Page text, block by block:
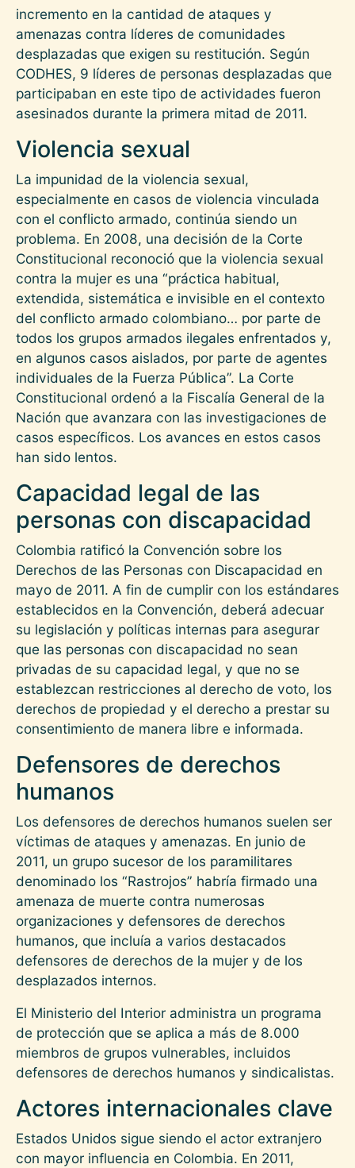
incremento en la cantidad de ataques y
amenazas contra líderes de comunidades
desplazadas que exigen su restitución. Según
CODHES, 9 líderes de personas desplazadas que
participaban en este tipo de actividades fueron
asesinados durante la primera mitad de 2011.
Violencia sexual
La impunidad de la violencia sexual,
especialmente en casos de violencia vinculada
con el conflicto armado, continúa siendo un
problema. En 2008, una decisión de la Corte
Constitucional reconoció que la violencia sexual
contra la mujer es una “práctica habitual,
extendida, sistemática e invisible en el contexto
del conflicto armado colombiano… por parte de
todos los grupos armados ilegales enfrentados y,
en algunos casos aislados, por parte de agentes
individuales de la Fuerza Pública”. La Corte
Constitucional ordenó a la Fiscalía General de la
Nación que avanzara con las investigaciones de
casos específicos. Los avances en estos casos
han sido lentos.
Capacidad legal de las
personas con discapacidad
Colombia ratificó la Convención sobre los
Derechos de las Personas con Discapacidad en
mayo de 2011. A fin de cumplir con los estándares
establecidos en la Convención, deberá adecuar
su legislación y políticas internas para asegurar
que las personas con discapacidad no sean
privadas de su capacidad legal, y que no se
establezcan restricciones al derecho de voto, los
derechos de propiedad y el derecho a prestar su
consentimiento de manera libre e informada.
Defensores de derechos
humanos
Los defensores de derechos humanos suelen ser
víctimas de ataques y amenazas. En junio de
2011, un grupo sucesor de los paramilitares
denominado los “Rastrojos” habría firmado una
amenaza de muerte contra numerosas
organizaciones y defensores de derechos
humanos, que incluía a varios destacados
defensores de derechos de la mujer y de los
desplazados internos.
El Ministerio del Interior administra un programa
de protección que se aplica a más de 8.000
miembros de grupos vulnerables, incluidos
defensores de derechos humanos y sindicalistas.
Actores internacionales clave
Estados Unidos sigue siendo el actor extranjero
con mayor influencia en Colombia. En 2011,